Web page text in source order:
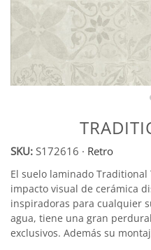
SKU: S172616 · Retro
El suelo laminado
impacto visual de cerámica
inspiradoras para cualquier
agua, tiene una gran
exclusivos. Además su